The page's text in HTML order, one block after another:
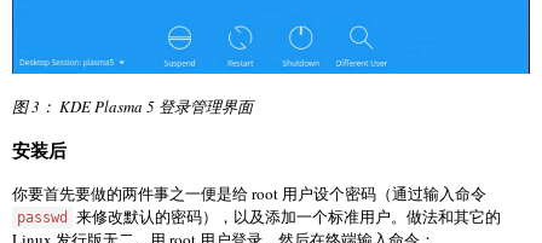
图 3： KDE Plasma 5 登录管理界面
安装后
你要首先要做的两件事之一便是给 root 用户设个密码（通过输入命令
passwd
来修改默认的密码），以及添加一个标准用户。做法和其它的